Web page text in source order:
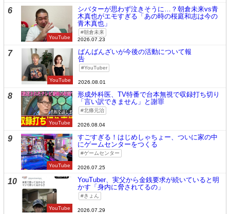
6
YouTube
シバターが思わず泣きそうに…？朝倉未来vs青
木真也がエモすぎる「あの時の桜庭和志は今の
青木真也」
朝倉未来
2026.07.23
7
YouTube
ばんばんざいが今後の活動について報
告
YouTuber
2026.08.01
8
YouTube
形成外科医、TV特番で台本無視で収録打ち切り
「言い訳できません」と謝罪
北條元治
2026.08.04
9
YouTube
すごすぎる！はじめしゃちょー、ついに家の中
にゲームセンターをつくる
ゲームセンター
2026.07.25
10
YouTube
YouTuber、実父から金銭要求が続いていると明
かす「身内に脅されてるの」
きょん
2026.07.29